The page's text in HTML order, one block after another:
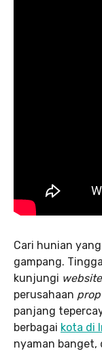
Cari hunian
gampang.
kunjungi website
perusahaan
panjang
berbagai kota di
nyaman banget,